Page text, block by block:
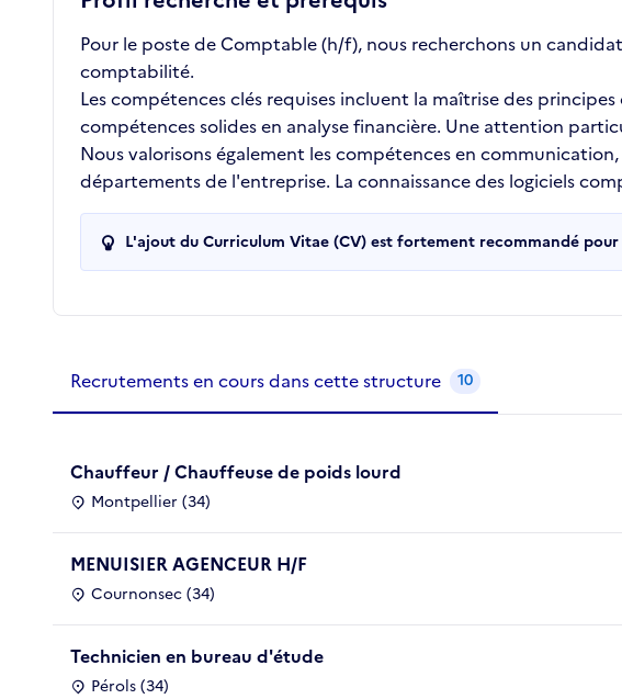
Pour le poste de Comptable (h/f), nous recherchons un
comptabilité.
Les compétences clés requises incluent la maîtrise des
compétences solides en analyse financière. Une attention
Nous valorisons également les compétences en
départements de l'entreprise. La connaissance des logiciels
L'ajout du Curriculum Vitae (CV) est fortement recommandé
Recrutements de la structure
Recrutements en cours dans cette structure 10
Chauffeur / Chauffeuse de poids lourd
Montpellier (34)
MENUISIER AGENCEUR H/F
Cournonsec (34)
Technicien en bureau d'étude
Pérols (34)